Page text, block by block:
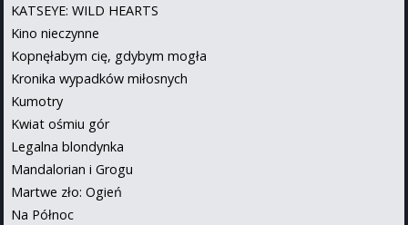
KATSEYE: WILD HEARTS
Kino nieczynne
Kopnęłabym cię, gdybym mogła
Kronika wypadków miłosnych
Kumotry
Kwiat ośmiu gór
Legalna blondynka
Mandalorian i Grogu
Martwe zło: Ogień
Na Północ